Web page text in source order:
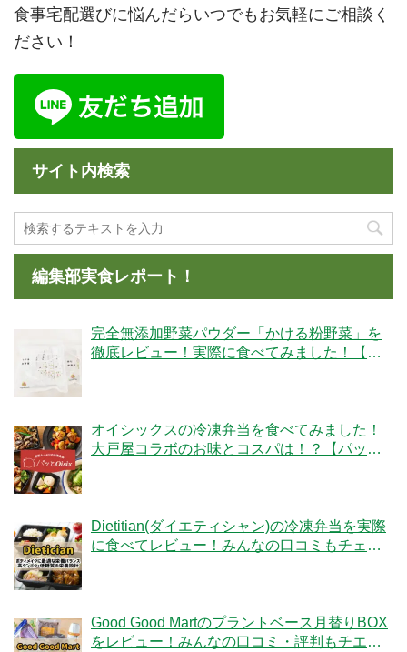
食事宅配選びに悩んだらいつでもお気軽にご相談く
ださい！
サイト内検索
編集部実食レポート！
完全無添加野菜パウダー「かける粉野菜」を
徹底レビュー！実際に食べてみました！【ベ
オイシックスの冷凍弁当を食べてみました！
大戸屋コラボのお味とコスパは！？【パッと
Dietitian(ダイエティシャン)の冷凍弁当を実際
に食べてレビュー！みんなの口コミもチェッ
Good Good Martのプラントベース月替りBOX
をレビュー！みんなの口コミ・評判もチエッ